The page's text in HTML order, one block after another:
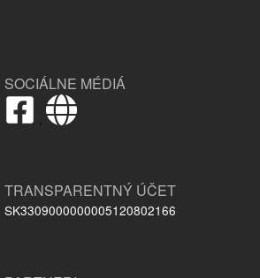
SOCIÁLNE MÉDIÁ
,
TRANSPARENTNÝ ÚČET
SK3309000000005120802166